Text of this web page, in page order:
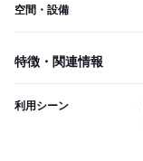
空間・設備
特徴・関連情報
利用シーン